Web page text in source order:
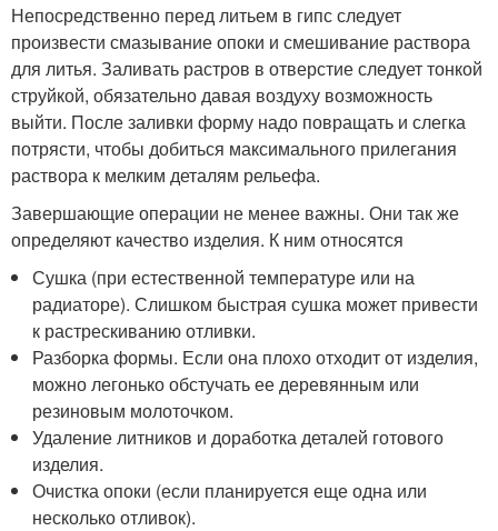
Непосредственно перед литьем в гипс следует
произвести смазывание опоки и смешивание раствора
для литья. Заливать растров в отверстие следует тонкой
струйкой, обязательно давая воздуху возможность
выйти. После заливки форму надо повращать и слегка
потрясти, чтобы добиться максимального прилегания
раствора к мелким деталям рельефа.
Завершающие операции не менее важны. Они так же
определяют качество изделия. К ним относятся
Сушка (при естественной температуре или на
радиаторе). Слишком быстрая сушка может привести
к растрескиванию отливки.
Разборка формы. Если она плохо отходит от изделия,
можно легонько обстучать ее деревянным или
резиновым молоточком.
Удаление литников и доработка деталей готового
изделия.
Очистка опоки (если планируется еще одна или
несколько отливок).